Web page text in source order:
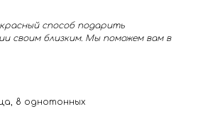
способ подарить
своим близким. Мы поможем вам в
8 однотонных